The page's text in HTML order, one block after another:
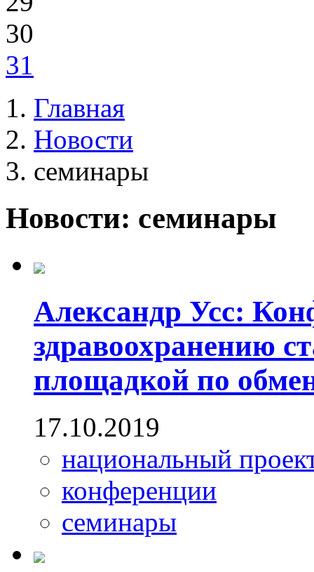
30
31
Главная
Новости
семинары
Новости: семинары
Александр Усс:
здравоохранению
площадкой по
17.10.2019
национальный
конференции
семинары